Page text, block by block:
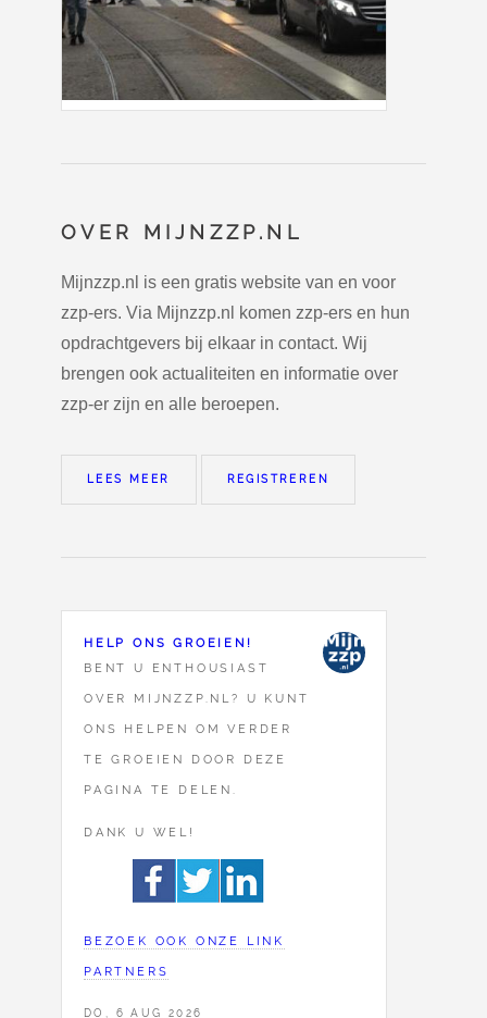
OVER MIJNZZP.NL
Mijnzzp.nl is een gratis website van en voor
zzp-ers. Via Mijnzzp.nl komen zzp-ers en hun
opdrachtgevers bij elkaar in contact. Wij
brengen ook actualiteiten en informatie over
zzp-er zijn en alle beroepen.
LEES MEER REGISTREREN
HELP ONS GROEIEN!
BENT U ENTHOUSIAST
OVER MIJNZZP.NL? U KUNT
ONS HELPEN OM VERDER
TE GROEIEN DOOR DEZE
PAGINA TE DELEN.
DANK U WEL!
BEZOEK OOK ONZE LINK
PARTNERS
DO, 6 AUG 2026